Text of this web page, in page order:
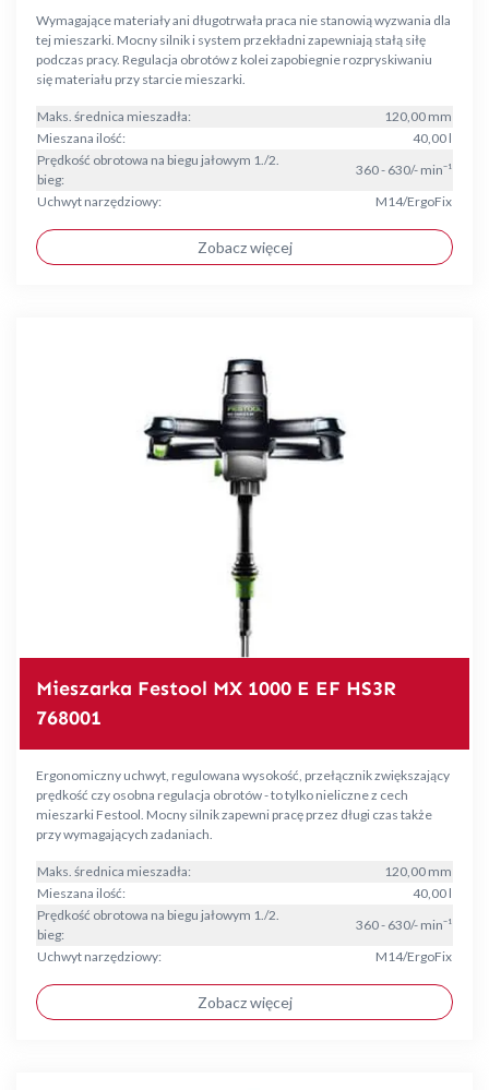
Wymagające materiały ani długotrwała praca nie stanowią wyzwania dla
tej mieszarki. Mocny silnik i system przekładni zapewniają stałą siłę
podczas pracy. Regulacja obrotów z kolei zapobiegnie rozpryskiwaniu
się materiału przy starcie mieszarki.
Maks. średnica mieszadła:
120,00 mm
Mieszana ilość:
40,00 l
Prędkość obrotowa na biegu jałowym 1./2.
bieg:
360 - 630/- min⁻¹
Uchwyt narzędziowy:
M14/ErgoFix
Zobacz więcej
Mieszarka Festool MX 1000 E EF HS3R
768001
Ergonomiczny uchwyt, regulowana wysokość, przełącznik zwiększający
prędkość czy osobna regulacja obrotów - to tylko nieliczne z cech
mieszarki Festool. Mocny silnik zapewni pracę przez długi czas także
przy wymagających zadaniach.
Maks. średnica mieszadła:
120,00 mm
Mieszana ilość:
40,00 l
Prędkość obrotowa na biegu jałowym 1./2.
bieg:
360 - 630/- min⁻¹
Uchwyt narzędziowy:
M14/ErgoFix
Zobacz więcej